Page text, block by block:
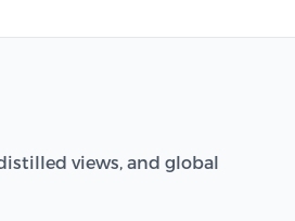
views, and global